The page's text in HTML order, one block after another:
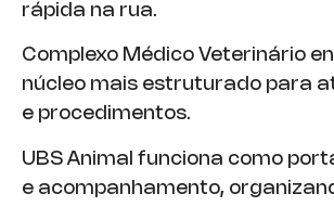
rápida na rua.
Complexo Médico Veterinário
núcleo mais estruturado para
e procedimentos.
UBS Animal funciona como
e acompanhamento,